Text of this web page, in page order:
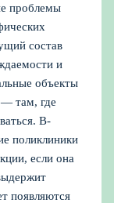
проблемы
состав
и
объекты
там, где
В-
поликлиники
если она
появляются